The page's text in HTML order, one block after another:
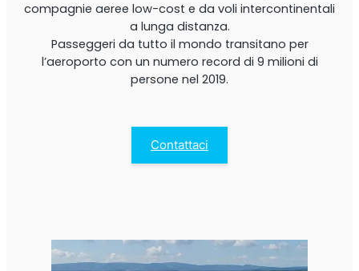
Pianificatore di installazione online
compagnie aeree low-cost e da voli intercontinentali
a lunga distanza.
Passeggeri da tutto il mondo transitano per
l’aeroporto con un numero record di 9 milioni di
persone nel 2019.
Contattaci